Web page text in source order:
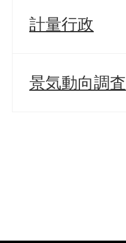
計量行政
景気動向調査